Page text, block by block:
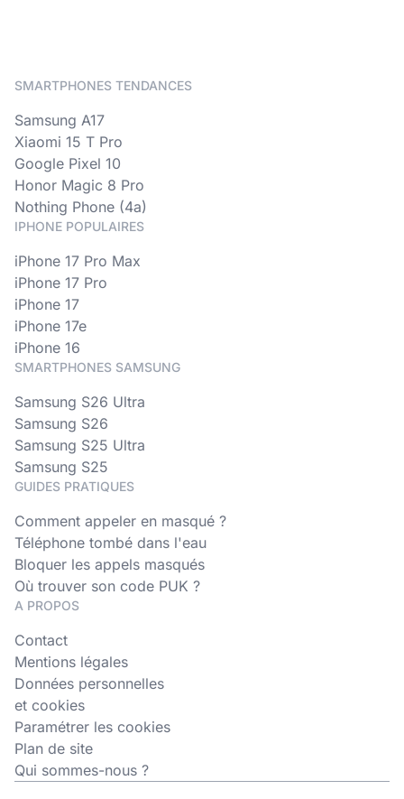
SMARTPHONES TENDANCES
Samsung A17
Xiaomi 15 T Pro
Google Pixel 10
Honor Magic 8 Pro
Nothing Phone (4a)
IPHONE POPULAIRES
iPhone 17 Pro Max
iPhone 17 Pro
iPhone 17
iPhone 17e
iPhone 16
SMARTPHONES SAMSUNG
Samsung S26 Ultra
Samsung S26
Samsung S25 Ultra
Samsung S25
GUIDES PRATIQUES
Comment appeler en masqué ?
Téléphone tombé dans l'eau
Bloquer les appels masqués
Où trouver son code PUK ?
A PROPOS
Contact
Mentions légales
Données personnelles
et cookies
Paramétrer les cookies
Plan de site
Qui sommes-nous ?